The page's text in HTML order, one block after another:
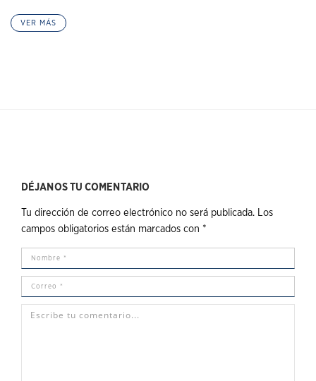
VER MÁS
DÉJANOS TU COMENTARIO
Tu dirección de correo electrónico no será publicada.
Los
campos obligatorios están marcados con *